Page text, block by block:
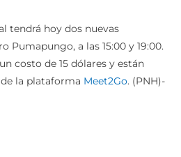
tendrá hoy dos nuevas
Pumapungo, a las 15:00 y 19:00.
costo de 15 dólares y están
la plataforma Meet2Go. (PNH)-